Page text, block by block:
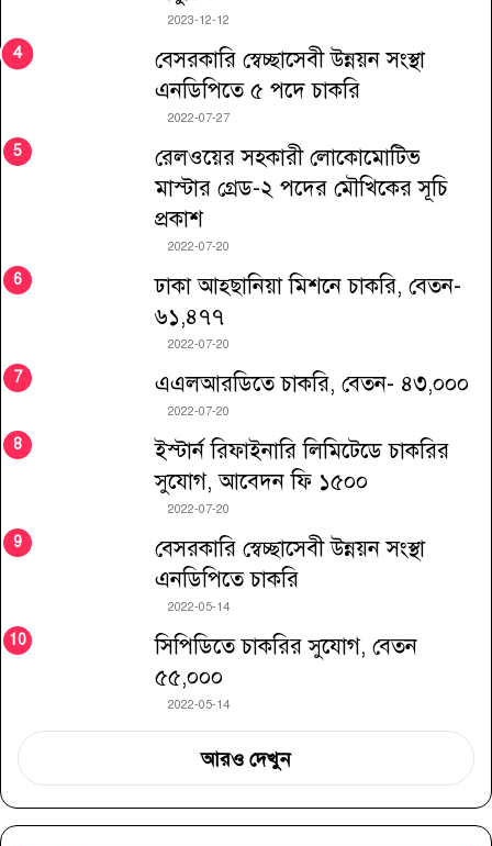
2023-12-12
বেসরকারি স্বেচ্ছাসেবী উন্নয়ন সংস্থা
এনডিপিতে ৫ পদে চাকরি
2022-07-27
রেলওয়ের সহকারী লোকোমোটিভ
মাস্টার গ্রেড-২ পদের মৌখিকের সূচি
প্রকাশ
2022-07-20
ঢাকা আহ্ছানিয়া মিশনে চাকরি, বেতন-
৬১,৪৭৭
2022-07-20
এএলআরডিতে চাকরি, বেতন- ৪৩,০০০
2022-07-20
ইস্টার্ন রিফাইনারি লিমিটেডে চাকরির
সুযোগ, আবেদন ফি ১৫০০
2022-07-20
বেসরকারি স্বেচ্ছাসেবী উন্নয়ন সংস্থা
এনডিপিতে চাকরি
2022-05-14
সিপিডিতে চাকরির সুযোগ, বেতন
৫৫,০০০
2022-05-14
আরও দেখুন